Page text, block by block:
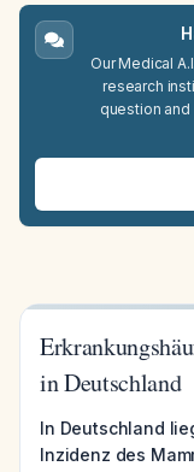
Our Medical
research
question
in Deutschland
In Deutschland
Inzidenz des